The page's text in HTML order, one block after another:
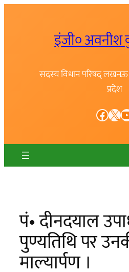
इंजी० अवनीश
सदस्य विधान परिषद् लखनऊ
प्रदेश
Facebook X YouTube
पं• दीनदयाल
पुण्यतिथि पर
माल्यार्पण ।